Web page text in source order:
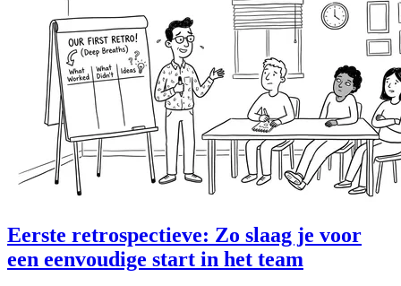
Eerste retrospectieve: Zo slaag je voor
een eenvoudige start in het team